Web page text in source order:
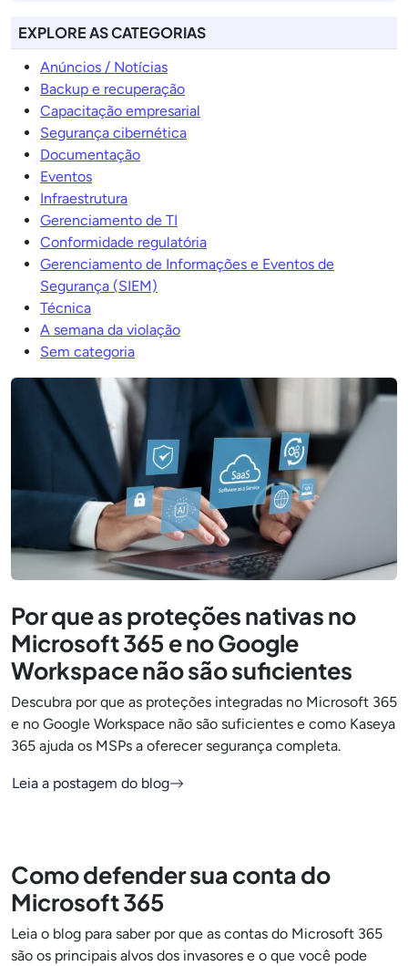
EXPLORE AS CATEGORIAS
Anúncios / Notícias
Backup e recuperação
Capacitação empresarial
Segurança cibernética
Documentação
Eventos
Infraestrutura
Gerenciamento de TI
Conformidade regulatória
Gerenciamento de Informações e Eventos de
Segurança (SIEM)
Técnica
A semana da violação
Sem categoria
Por que as proteções nativas no
Microsoft 365 e no Google
Workspace não são suficientes
Descubra por que as proteções integradas no Microsoft 365
e no Google Workspace não são suficientes e como Kaseya
365 ajuda os MSPs a oferecer segurança completa.
Leia a postagem do blog
Como defender sua conta do
Microsoft 365
Leia o blog para saber por que as contas do Microsoft 365
são os principais alvos dos invasores e o que você pode